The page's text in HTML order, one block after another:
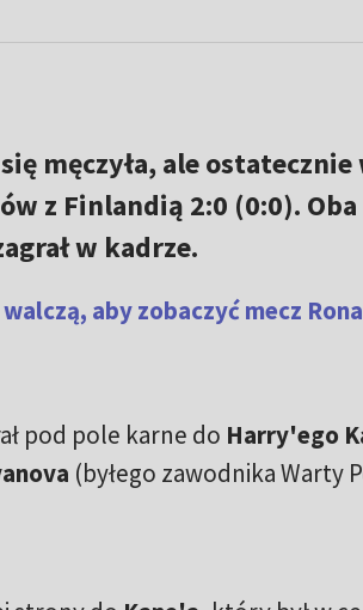
męczyła, ale ostatecznie
z Finlandią 2:0 (0:0).
w kadrze.
aby zobaczyć mecz
pod pole karne do Harry'ego
(byłego zawodnika Warty